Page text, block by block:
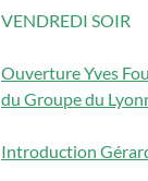
VENDREDI SOIR
Ouverture Yves
du Groupe du
Introduction